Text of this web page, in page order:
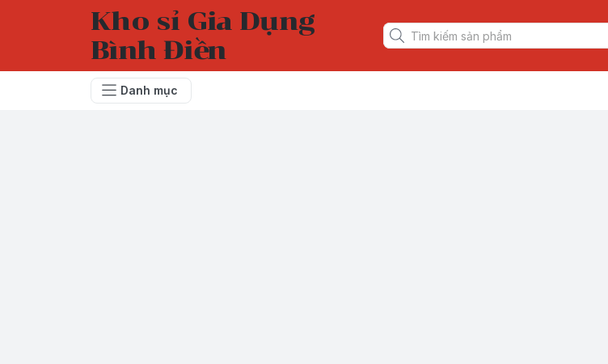
Kho sỉ Gia Dụng
Bình Điền
Danh mục